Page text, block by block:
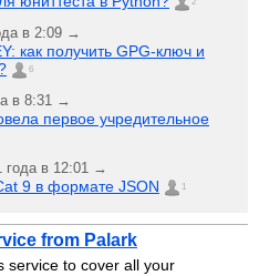
в 2:09 →
как получить GPG-ключ и
6
в 8:31 →
первое учредительное
года в 12:01 →
9 в формате JSON 1
from Palark
service to cover all your